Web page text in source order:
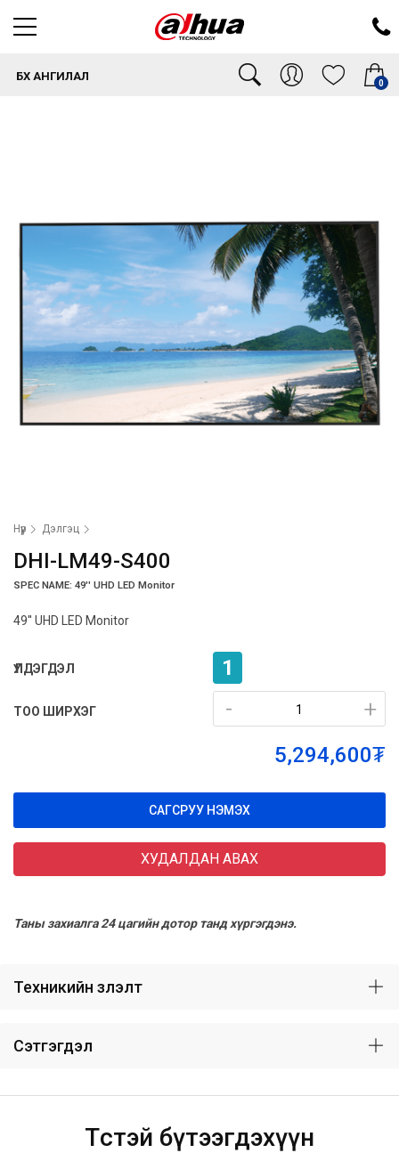
0
БҮХ АНГИЛАЛ
Нүүр Дэлгэц
DHI-LM49-S400
SPEC NAME: 49'' UHD LED Monitor
49'' UHD LED Monitor
ҮЛДЭГДЭЛ 1
ТОО ШИРХЭГ +
- +
-
5,294,600₮
САГСРУУ НЭМЭХ
ХУДАЛДАН АВАХ
Таны захиалга 24 цагийн дотор танд хүргэгдэнэ.
Техникийн үзүүлэлт
Сэтгэгдэл
Төстэй бүтээгдэхүүн